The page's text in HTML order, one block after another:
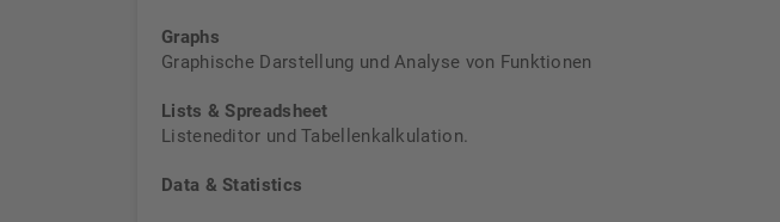
Graphs
Graphische Darstellung und Analyse von Funktionen
Lists & Spreadsheet
Listeneditor und Tabellenkalkulation.
Data & Statistics